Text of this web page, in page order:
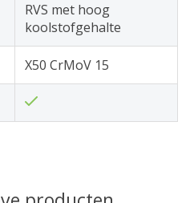
RVS met hoog
koolstofgehalte
X50 CrMoV 15